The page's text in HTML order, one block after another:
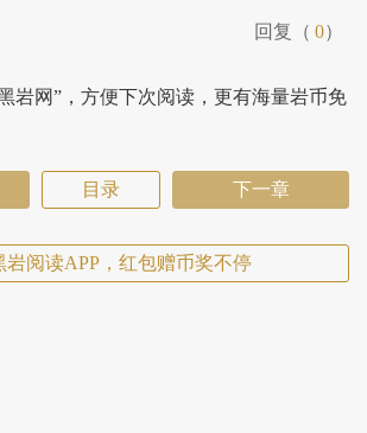
回复（ 0）
岩网”，方便下次阅读，更有海量岩币免
目录 下一章
岩阅读APP，红包赠币奖不停